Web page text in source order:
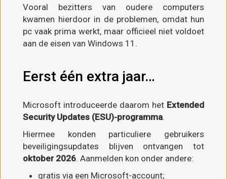
Vooral bezitters van oudere computers
kwamen hierdoor in de problemen, omdat hun
pc vaak prima werkt, maar officieel niet voldoet
aan de eisen van Windows 11.
Eerst één extra jaar…
Microsoft introduceerde daarom het Extended
Security Updates (ESU)-programma.
Hiermee konden particuliere gebruikers
beveiligingsupdates blijven ontvangen tot
oktober 2026. Aanmelden kon onder andere:
gratis via een Microsoft-account;